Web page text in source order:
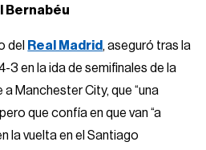
Bernabéu
del Real Madrid , aseguró tras la
3 en la ida de semifinales de la
Manchester City, que “una
que confía en que van “a
la vuelta en el Santiago